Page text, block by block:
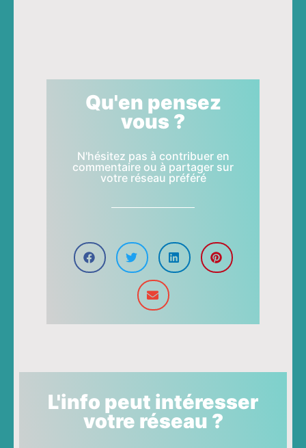
Qu'en pensez
vous ?
N'hésitez pas à contribuer en
commentaire ou à partager sur
votre réseau préféré
L'info peut intéresser
votre réseau ?